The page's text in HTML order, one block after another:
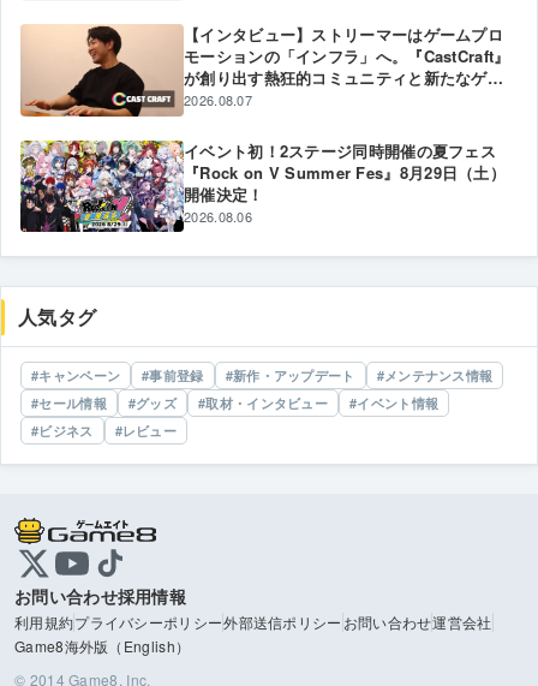
【インタビュー】ストリーマーはゲームプロ
モーションの「インフラ」へ。『CastCraft』
が創り出す熱狂的コミュニティと新たなゲー
ムPR戦略
2026.08.07
イベント初！2ステージ同時開催の夏フェス
『Rock on V Summer Fes』8月29日（土）
開催決定！
2026.08.06
人気タグ
キャンペーン 事前登録 新作・アップデート
メンテナンス情報
セール情報
グッズ 取材・インタビュー
イベント情報
ビジネス
レビュー
お問い合わせ採用情報
利用規約プライバシーポリシー外部送信ポリシー お問い合わせ運営会社
Game8海外版（English）
© 2014 Game8, Inc.